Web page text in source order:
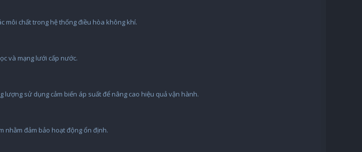
môi chất trong hệ thống điều hòa không khí.
và mạng lưới cấp nước.
sử dụng cảm biến áp suất để nâng cao hiệu quả vận hành.
nhằm đảm bảo hoạt động ổn định.